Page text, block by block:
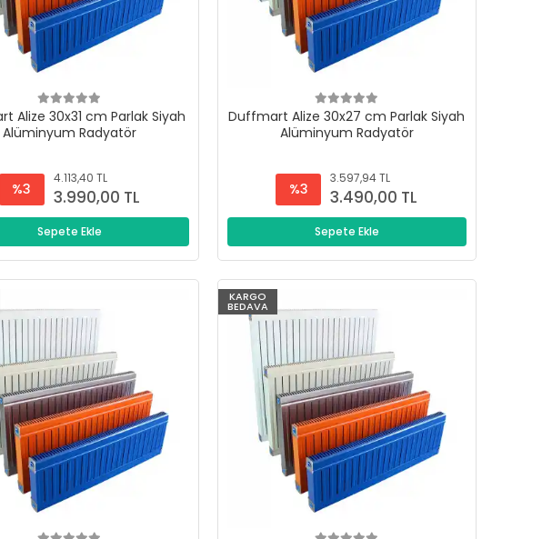
Alize 30x31 cm Parlak Siyah
Alüminyum Radyatör
%3
4.113,40 TL
3.990,00 TL
Sepete Ekle
Duffmart Alize 30x27 cm Parlak Siyah
Alüminyum Radyatör
%3
3.597,94 TL
3.490,00 TL
Sepete Ekle
KARGO
BEDAVA